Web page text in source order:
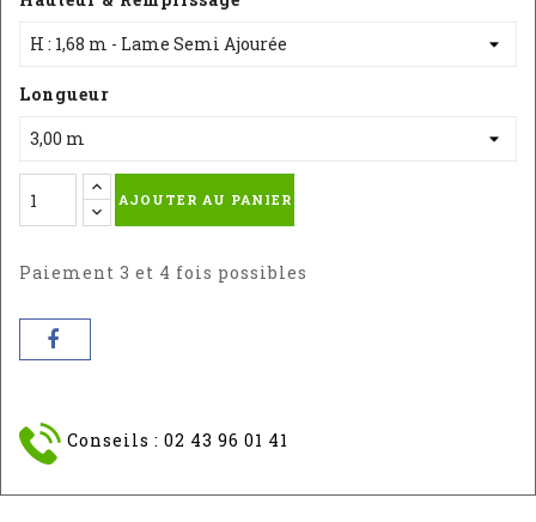
9010
Longueur
AJOUTER AU PANIER
Paiement 3 et 4 fois possibles
Conseils : 02 43 96 01 41